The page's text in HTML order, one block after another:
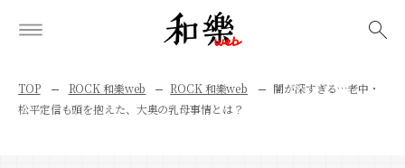
TOP ROCK 和樂web ROCK 和樂web
闇が深すぎる…老中・
松平定信も頭を抱えた、大奥の乳母事情とは？